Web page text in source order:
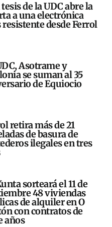
de la UDC abre la
a una electrónica
resistente desde Ferrol
Asotrame y
se suman al 35
de Equiocio
retira más de 21
de basura de
ilegales en tres
sorteará el 11 de
48 viviendas
de alquiler en O
con contratos de
años